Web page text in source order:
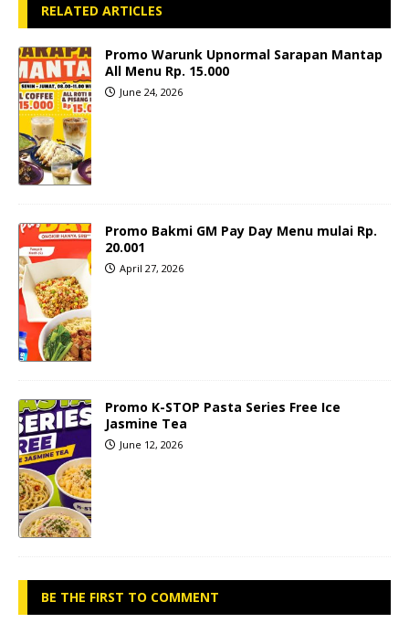
RELATED ARTICLES
Promo Warunk Upnormal Sarapan Mantap
All Menu Rp. 15.000
June 24, 2026
Promo Bakmi GM Pay Day Menu mulai Rp.
20.001
April 27, 2026
Promo K-STOP Pasta Series Free Ice
Jasmine Tea
June 12, 2026
BE THE FIRST TO COMMENT